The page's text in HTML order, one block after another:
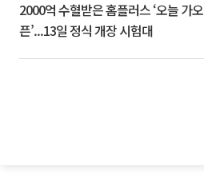
2000억 수혈받은 홈플러스 ‘오늘 가오
픈’...13일 정식 개장 시험대